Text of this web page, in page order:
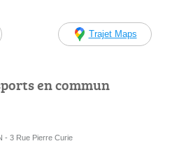
Trajet Maps
en commun
- 3 Rue Pierre Curie